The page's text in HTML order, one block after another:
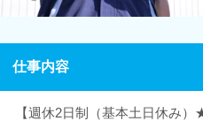
仕事内容
【週休2日制（基本土日休み